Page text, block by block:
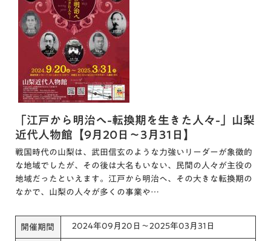
「江戸から明治へ-転換期を生きた人々-」山梨
近代人物館【9月20日～3月31日】
戦国時代の山梨は、武田信玄のような力強いリーダーが象徴的
な地域でしたが、その後は大名もいない、民間の人々が主役の
地域だったといえます。江戸から明治へ、その大きな転換期の
なかで、山梨の人々が多くの事業や…
開催期間 2024年09月20日～2025年03月31日